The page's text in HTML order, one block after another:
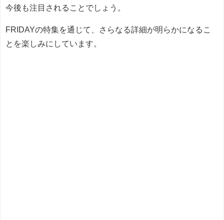
今後も注目されることでしょう。
FRIDAYの特集を通じて、さらなる詳細が明らかになるこ
とを楽しみにしています。